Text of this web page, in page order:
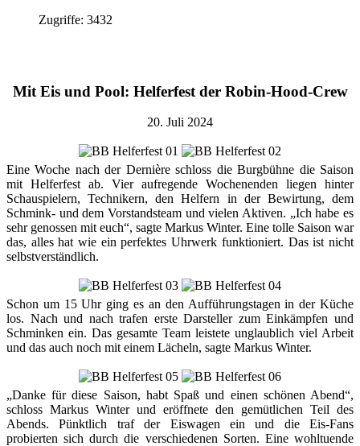
Zugriffe: 3432
Mit Eis und Pool: Helferfest der Robin-Hood-Crew
20. Juli 2024
Eine Woche nach der Dernière schloss die Burgbühne die Saison
mit Helferfest ab. Vier aufregende Wochenenden liegen hinter
Schauspielern, Technikern, den Helfern in der Bewirtung, dem
Schmink- und dem Vorstandsteam und vielen Aktiven. „Ich habe es
sehr genossen mit euch“, sagte Markus Winter. Eine tolle Saison war
das, alles hat wie ein perfektes Uhrwerk funktioniert. Das ist nicht
selbstverständlich.
Schon um 15 Uhr ging es an den Aufführungstagen in der Küche
los. Nach und nach trafen erste Darsteller zum Einkämpfen und
Schminken ein. Das gesamte Team leistete unglaublich viel Arbeit
und das auch noch mit einem Lächeln, sagte Markus Winter.
„Danke für diese Saison, habt Spaß und einen schönen Abend“,
schloss Markus Winter und eröffnete den gemütlichen Teil des
Abends. Pünktlich traf der Eiswagen ein und die Eis-Fans
probierten sich durch die verschiedenen Sorten. Eine wohltuende